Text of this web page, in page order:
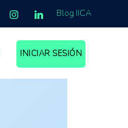
Blog IICA
INICIAR SESIÓN